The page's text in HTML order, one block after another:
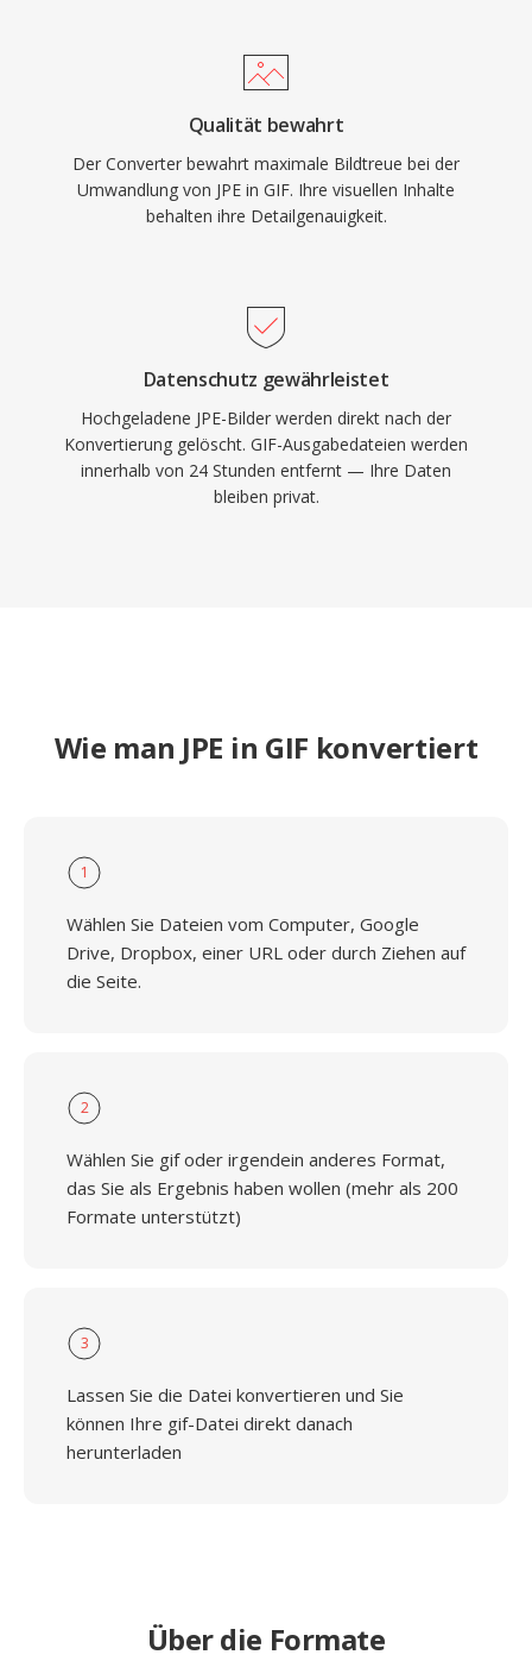
Qualität bewahrt
Der Converter bewahrt maximale Bildtreue bei der
Umwandlung von JPE in GIF. Ihre visuellen Inhalte
behalten ihre Detailgenauigkeit.
Datenschutz gewährleistet
Hochgeladene JPE-Bilder werden direkt nach der
Konvertierung gelöscht. GIF-Ausgabedateien werden
innerhalb von 24 Stunden entfernt — Ihre Daten
bleiben privat.
Wie man JPE in GIF konvertiert
1
Wählen Sie Dateien vom Computer, Google
Drive, Dropbox, einer URL oder durch Ziehen auf
die Seite.
2
Wählen Sie gif oder irgendein anderes Format,
das Sie als Ergebnis haben wollen (mehr als 200
Formate unterstützt)
3
Lassen Sie die Datei konvertieren und Sie
können Ihre gif-Datei direkt danach
herunterladen
Über die Formate